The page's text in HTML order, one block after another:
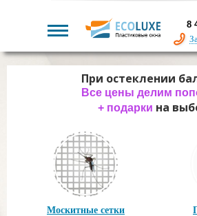
8
Сегодня для всехскидка
иподаркина
Москитные сетки
Дарим каждое
владельцам домов+
Москитные сетки
При остеклении
Все цены делим
+ подарки на
Москитные сетки